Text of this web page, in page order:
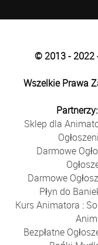
© 2013 - 2022
Wszelkie Prawa
Partnerzy:
Sklep dla
Darmowe
Darmowe
Płyn do
Kurs Animatora :
Bezpłatne